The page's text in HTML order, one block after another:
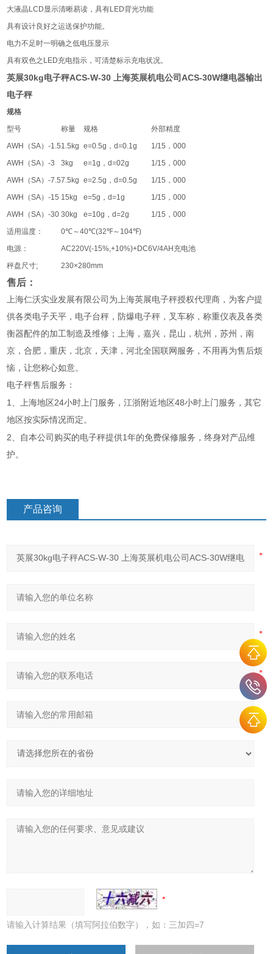
大液晶 LCD显示清晰易读，具有LED背光功能
具有设计良好之运送保护功能。
电力不足时一明确之低电压显示
具有双色之 LED充电指示，可清楚标示充电状况。
英展30kg电子秤ACS-W-30 上海英展机电公司ACS-30W继电器输出
电子秤
规格
型号
称量 规格
外部精度
AWH
（SA）-1.51.5kg e=0.5g ，d=0.1g 1/15 ，000
AWH
（SA）-3 3kg e=1g ，d=02g 1/15 ，000
AWH
（SA）-7.57.5kg e=2.5g ，d=0.5g 1/15 ，000
AWH
（SA）-15 15kg e=5g ，d=1g 1/15 ，000
AWH
（SA）-30 30kg e=10g ，d=2g 1/15 ，000
适用温度：
0℃～40℃(32℉～ 104℉)
电源：
AC220V(-15%,+10%)+DC6V/4AH 充电池
秤盘尺寸; 230×280mm
售后：
上海仁沃实业发展有限公司为上海英展电子秤授权代理商，为客户提
供各类电子天平，电子台秤，防爆电子秤，叉车称，称重仪表及各类
衡器配件的加工制造及维修；上海，嘉兴，昆山，杭州，苏州，南
京，合肥，重庆，北京，天津，河北全国联网服务，不用再为售后烦
恼，让您称心如意。
电子秤售后服务：
1 、上海地区24小时上门服务，江浙附近地区48小时上门服务，其它
地区按实际情况而定。
2、自本公司购买的电子秤提供1年的免费保修服务，终身对产品维
护。
产品咨询
请输入计算结果（填写阿拉伯数字），如：三加四=7